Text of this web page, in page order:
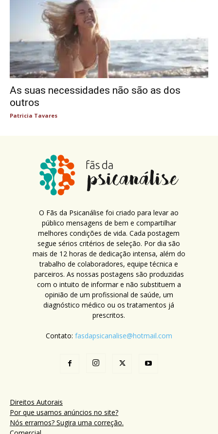
As suas necessidades não são as dos
outros
Patricia Tavares
O Fãs da Psicanálise foi criado para levar ao
público mensagens de bem e compartilhar
melhores condições de vida. Cada postagem
segue sérios critérios de seleção. Por dia são
mais de 12 horas de dedicação intensa, além do
trabalho de colaboradores, equipe técnica e
parceiros. As nossas postagens são produzidas
com o intuito de informar e não substituem a
opinião de um profissional de saúde, um
diagnóstico médico ou os tratamentos já
prescritos.
Contato: fasdapsicanalise@hotmail.com
Direitos Autorais
Por que usamos anúncios no site?
Nós erramos? Sugira uma correção.